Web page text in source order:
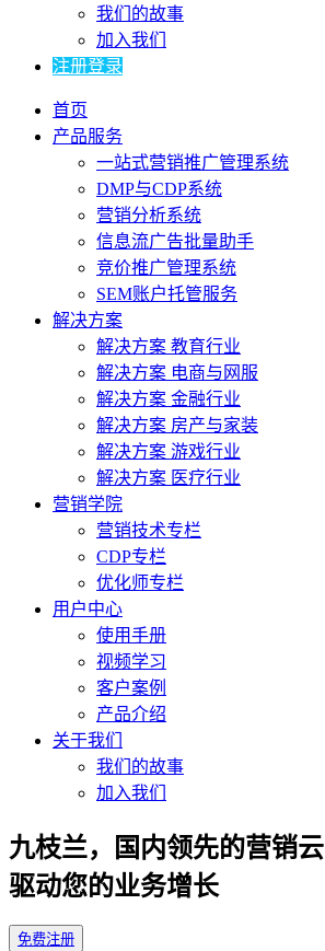
我们的故事
加入我们
注册登录
首页
产品服务
一站式营销推广管理系统
DMP与CDP系统
营销分析系统
信息流广告批量助手
竞价推广管理系统
SEM账户托管服务
解决方案
解决方案 教育行业
解决方案 电商与网服
解决方案 金融行业
解决方案 房产与家装
解决方案 游戏行业
解决方案 医疗行业
营销学院
营销技术专栏
CDP专栏
优化师专栏
用户中心
使用手册
视频学习
客户案例
产品介绍
关于我们
我们的故事
加入我们
九枝兰，国内领先的营销云
驱动您的业务增长
免费注册